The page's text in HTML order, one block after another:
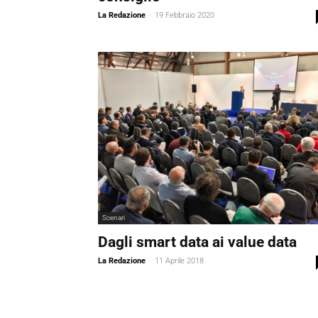
La Redazione - 19 Febbraio 2020
Scenari
Dagli smart data ai value data
La Redazione - 11 Aprile 2018